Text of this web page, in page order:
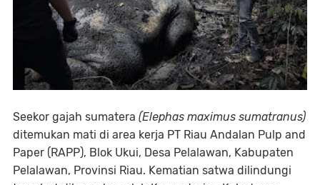
Seekor gajah sumatera (Elephas maximus sumatranus)
ditemukan mati di area kerja PT Riau Andalan Pulp and
Paper (RAPP), Blok Ukui, Desa Pelalawan, Kabupaten
Pelalawan, Provinsi Riau. Kematian satwa dilindungi